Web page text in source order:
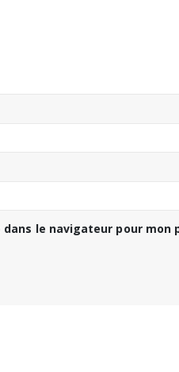
le navigateur pour mon